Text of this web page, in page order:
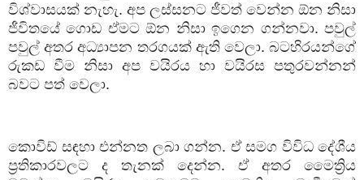
විශ්වාසයක් නැහැ. අප ලස්සනට ජීවත් වෙන්න ඕන නිසා
ජීවිතයේ ගොඩ ඒමට ඕන නිසා ඉගෙන ගන්නවා. පවුල්
පවුල් අතර අධ්‍යාපන තරගයක් ඇති වෙලා. බටහිරයන්ගේ
රුකඩ වීම නිසා අප වයිරය හා වයිරස පතුරවන්නන්
බවට පත් වෙලා.
කොවිඩ් සඳහා එන්නත ලබා ගන්න. ඒ සමග විවිධ දේශීය
ප්‍රතිකාරවලට ද තැනක් දෙන්න. ඒ අතර මෛත්‍රිය